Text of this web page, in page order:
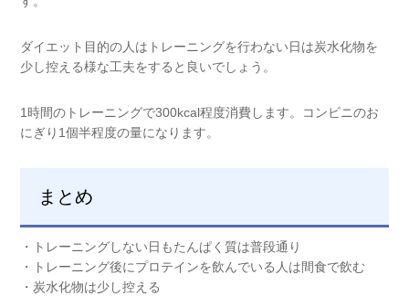
ダイエット目的の人はトレーニングを行わない日は炭水化物を
少し控える様な工夫をすると良いでしょう。
1時間のトレーニングで300kcal程度消費します。コンビニのお
にぎり1個半程度の量になります。
まとめ
・トレーニングしない日もたんぱく質は普段通り
・トレーニング後にプロテインを飲んでいる人は間食で飲む
・炭水化物は少し控える